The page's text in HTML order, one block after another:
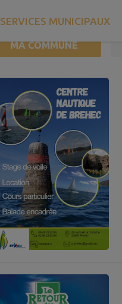
SERVICES MUNICIPAUX
MA COMMUNE